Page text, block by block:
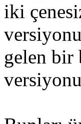
iki
gelen bir